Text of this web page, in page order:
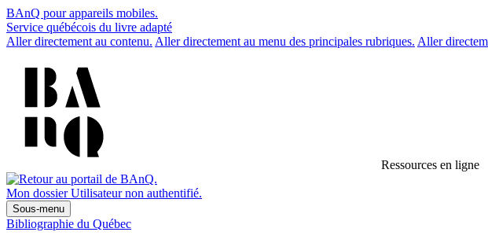
BAnQ pour appareils mobiles.
Service québécois du livre adapté
Aller directement au contenu. Aller directement au menu des principales rubriques. Aller
Ressources en ligne
Mon dossier Utilisateur non authentifié.
Sous-menu
Bibliographie du Québec